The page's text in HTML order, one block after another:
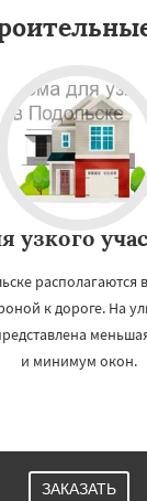
узкого
располагаются
к дороге. На
и минимум окон.
ЗАКАЗАТЬ